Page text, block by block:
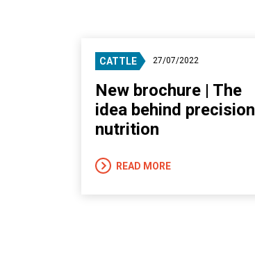
CATTLE 27/07/2022
New brochure | The
idea behind precision
nutrition
READ MORE